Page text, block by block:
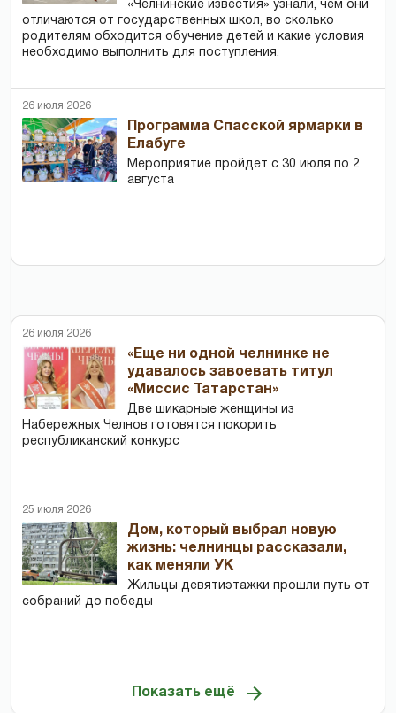
«Челнинские известия» узнали, чем они
отличаются от государственных школ, во сколько
родителям обходится обучение детей и какие условия
необходимо выполнить для поступления.
26 июля 2026
Программа Спасской ярмарки в
Елабуге
Мероприятие пройдет с 30 июля по 2
августа
26 июля 2026
«Еще ни одной челнинке не
удавалось завоевать титул
«Миссис Татарстан»
Две шикарные женщины из
Набережных Челнов готовятся покорить
республиканский конкурс
25 июля 2026
Дом, который выбрал новую
жизнь: челнинцы рассказали,
как меняли УК
Жильцы девятиэтажки прошли путь от
собраний до победы
Показать ещё